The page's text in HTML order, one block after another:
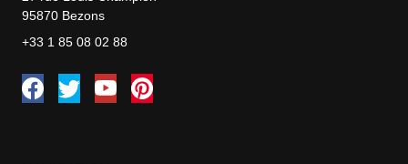
95870 Bezons
+33 1 85 08 02 88